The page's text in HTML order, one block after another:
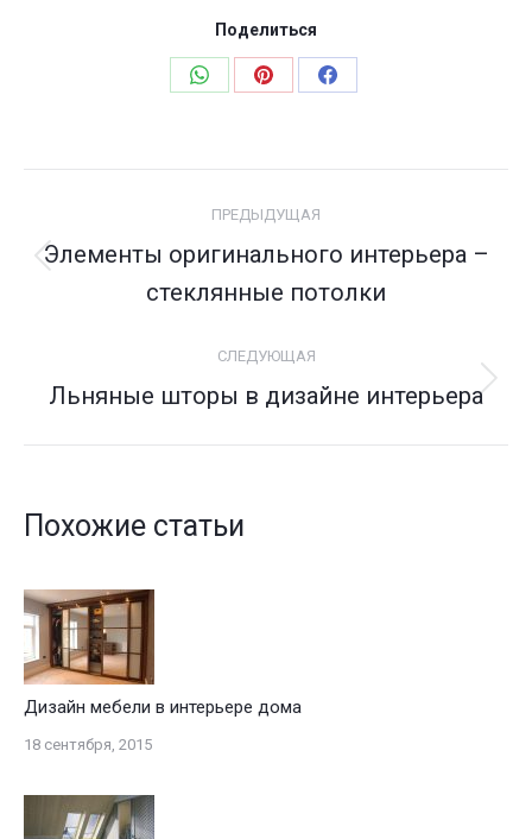
Поделиться
ПоделитьсяПоделитьсяПоделиться
по
записям
ПРЕДЫДУЩАЯ
запись:
Элементы оригинального интерьера –
стеклянные потолки
СЛЕДУЮЩАЯ
Следующая
Льняные шторы в дизайне интерьера
Похожие статьи
Дизайн мебели в интерьере дома
18 сентября, 2015